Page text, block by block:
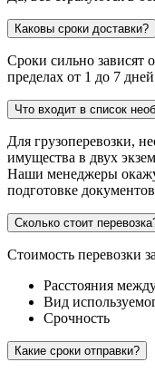
Каковы сроки доставки?
Сроки сильно зависят
пределах от 1 до 7
Что входит в список
Для грузоперевозки,
имущества в двух
Наши менеджеры
подготовке
Сколько стоит
Стоимость перевозки
Расстояния
Вид
Срочность
Какие сроки отправки?